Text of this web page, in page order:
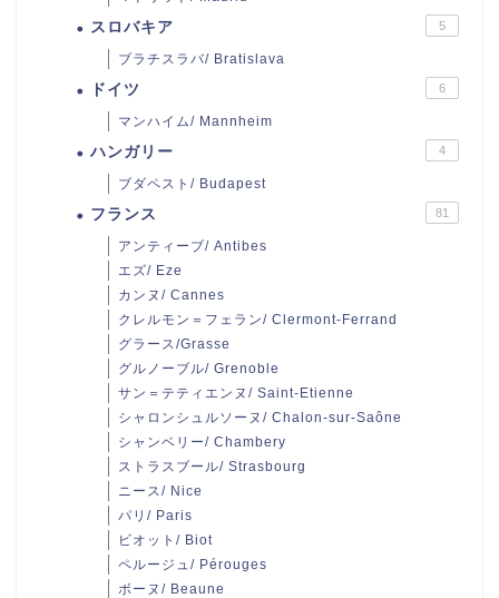
スロバキア 5
ブラチスラバ/ Bratislava
ドイツ 6
マンハイム/ Mannheim
ハンガリー 4
ブダペスト/ Budapest
フランス 81
アンティーブ/ Antibes
エズ/ Eze
カンヌ/ Cannes
クレルモン＝フェラン/ Clermont-Ferrand
グラース/Grasse
グルノーブル/ Grenoble
サン＝テティエンヌ/ Saint-Etienne
シャロンシュルソーヌ/ Chalon-sur-Saône
シャンベリー/ Chambery
ストラスブール/ Strasbourg
ニース/ Nice
パリ/ Paris
ビオット/ Biot
ペルージュ/ Pérouges
ボーヌ/ Beaune